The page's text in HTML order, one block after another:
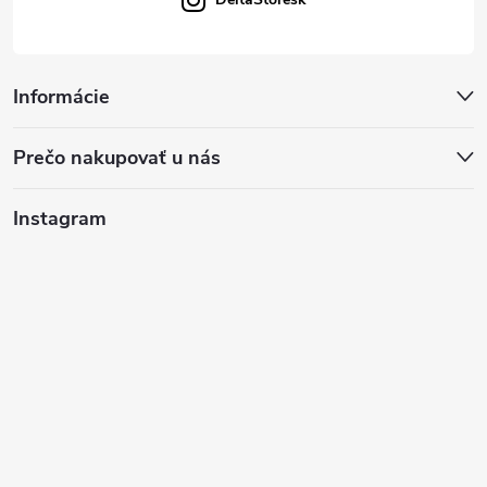
u
Informácie
Prečo nakupovať u nás
Instagram